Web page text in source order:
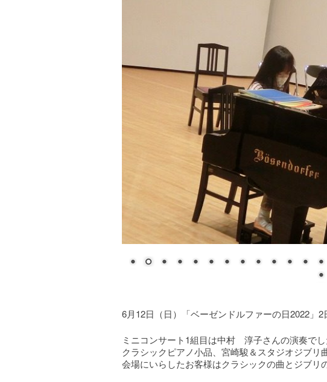
6月12日（日）「ベーゼンドルファーの日2022」2
ミニコンサート1組目は中村 淳子さんの演奏でし
クラシックピアノ小品、宮崎駿＆スタジオジブリ
会場にいらしたお客様はクラシックの曲とジブリ